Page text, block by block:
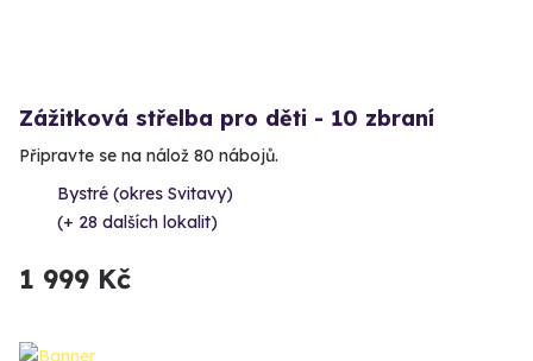
Zážitková střelba pro děti - 10 zbraní
Připravte se na nálož 80 nábojů.
Bystré (okres Svitavy)
(+ 28 dalších lokalit)
1 999 Kč